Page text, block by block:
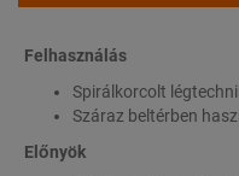
Felhasználás
Spirálkorcolt
Száraz beltérben
Előnyök